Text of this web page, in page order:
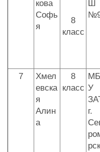
кова
Софь
я
8
класс
Ш
7
Хмел
евска
я
Алин
а
8
класс У
г.
рск